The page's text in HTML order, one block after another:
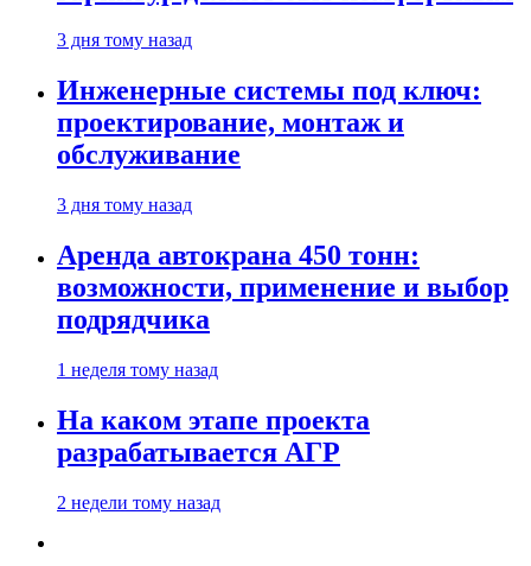
3 дня тому назад
Инженерные системы под ключ:
проектирование, монтаж и
обслуживание
3 дня тому назад
Аренда автокрана 450 тонн:
возможности, применение и выбор
подрядчика
1 неделя тому назад
На каком этапе проекта
разрабатывается АГР
2 недели тому назад